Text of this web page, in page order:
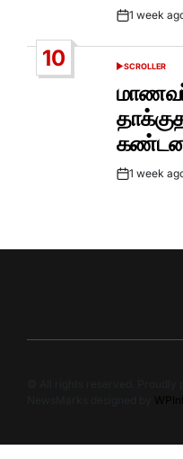
Post1 week
10
POSTED
SCROLLER
Post1 week